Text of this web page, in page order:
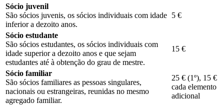
Sócio juvenil
São sócios juvenis, os sócios individuais com idade
inferior a dezoito anos.
5 €
Sócio estudante
São sócios estudantes, os sócios individuais com
idade superior a dezoito anos e que sejam
estudantes até à obtenção do grau de mestre.
15 €
Sócio familiar
São sócios familiares as pessoas singulares,
nacionais ou estrangeiras, reunidas no mesmo
agregado familiar.
25 € (1º), 15 €
cada elemento
adicional